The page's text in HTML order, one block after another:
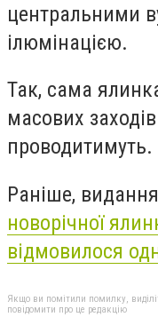
центральними
ілюмінацією.
Так, сама
масових
проводитимуть.
Раніше,
новорічної
відмовилося
Якщо ви помітили помилку,
повідомити про це редакцію